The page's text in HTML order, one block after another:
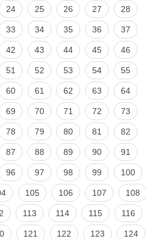
24 25 26 27 28
33 34 35 36 37
42 43 44 45 46
51 52 53 54 55
60 61 62 63 64
69 70 71 72 73
78 79 80 81 82
87 88 89 90 91
96 97 98 99 100
105 106 107 108
113 114 115 116
121 122 123 124